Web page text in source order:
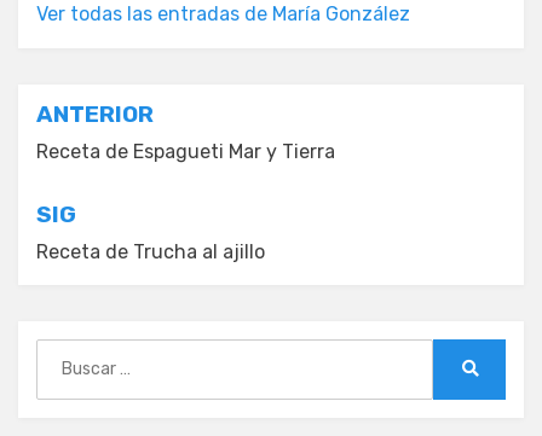
Ver todas las entradas de María González
Navegación
de
entradas
ANTERIOR
Receta de Espagueti Mar y Tierra
SIG
Receta de Trucha al ajillo